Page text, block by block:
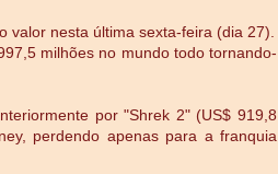
valor nesta última sexta-feira (dia 27).
milhões no mundo todo tornando-
por "Shrek 2" (US$ 919,8
perdendo apenas para a franquia